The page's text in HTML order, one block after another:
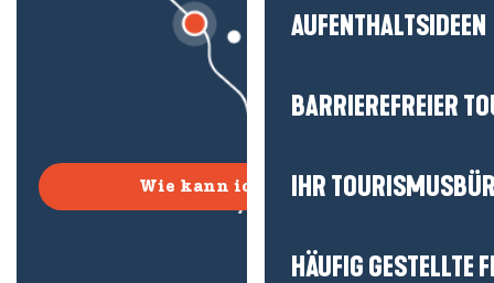
AUFENTHALTSIDEEN
BARRIEREFREIER
IHR
HÄUFIG GESTELLTE
Wie kann ich kommen?